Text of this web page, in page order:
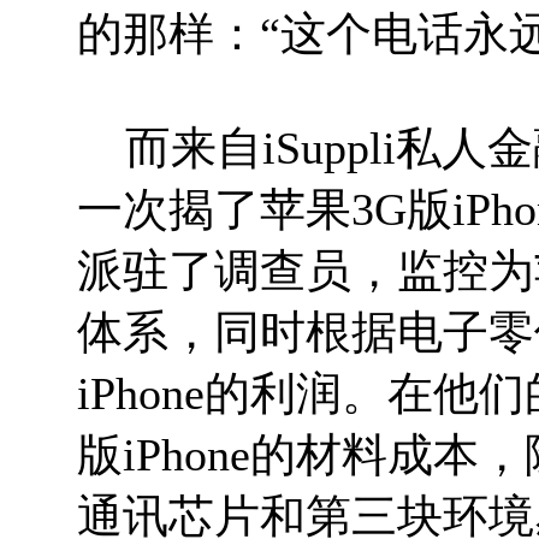
的那样：“这个电话永
而来自iSuppli私人
一次揭了苹果3G版
派驻了调查员，监控
体系，同时根据电子
iPhone的利润。在他
版iPhone的材料成本
通讯芯片和第三块环